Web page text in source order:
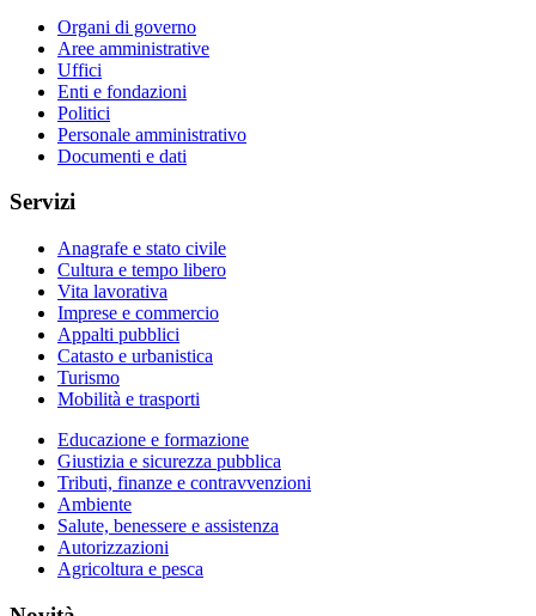
Organi di governo
Aree amministrative
Uffici
Enti e fondazioni
Politici
Personale amministrativo
Documenti e dati
Servizi
Anagrafe e stato civile
Cultura e tempo libero
Vita lavorativa
Imprese e commercio
Appalti pubblici
Catasto e urbanistica
Turismo
Mobilità e trasporti
Educazione e formazione
Giustizia e sicurezza pubblica
Tributi, finanze e contravvenzioni
Ambiente
Salute, benessere e assistenza
Autorizzazioni
Agricoltura e pesca